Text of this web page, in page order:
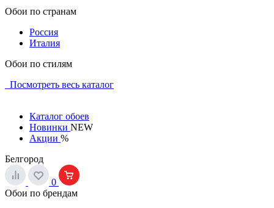
Обои по странам
Россия
Италия
Обои по стилям
Посмотреть весь каталог
Каталог обоев
Новинки NEW
Акции %
Белгород
0
Обои по брендам